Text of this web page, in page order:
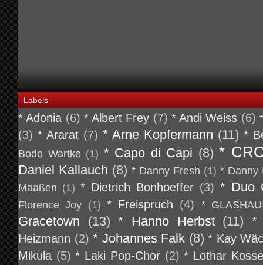
Labels
* Adonia (6) * Albert Frey (7) * Andi Weiss (6)
(3) * Ararat (7) * Arne Kopfermann (11) *
Bodo Wartke (1) * Capo di Capi (8) *
Daniel Kallauch (8) * Danny Fresh (1) * Danny
Maaßen (1) * Dietrich Bonhoeffer (3) * Duo
Florence Joy (1) * Freispruch (4) *
Gracetown (13) * Hanno Herbst (11) *
Heizmann (2) * Johannes Falk (8) * Kay
Mikula (5) * Laki Pop-Chor (2) * Lothar Kosse